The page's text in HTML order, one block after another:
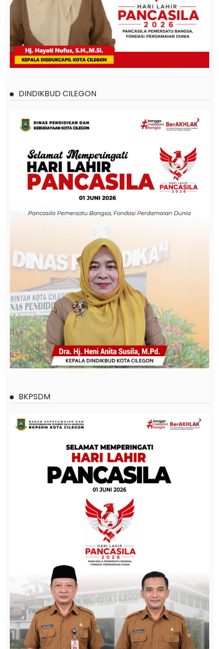
DINDIKBUD CILEGON
BKPSDM